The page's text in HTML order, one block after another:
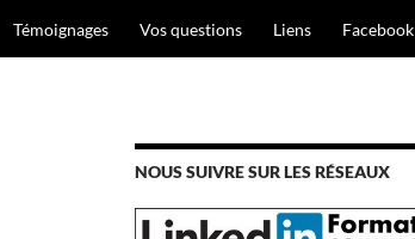
Témoignages Vos questions Liens Facebook
NOUS SUIVRE SUR LES RÉSEAUX